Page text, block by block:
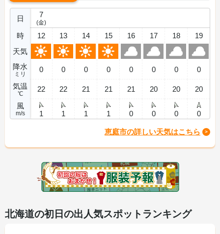
日
時
天気
降水
ミリ
気温
℃
風
m/s
7
(金)
12
0
22
1
13
0
22
1
14
0
21
1
15
0
21
1
16
0
21
0
17
0
20
0
18
0
20
0
19
0
20
0
恵庭市の詳しい天気はこちら
北海道の初日の出人気スポットランキング